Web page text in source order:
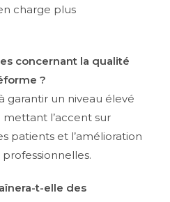
charge plus
concernant la qualité
?
garantir un niveau élevé
mettant l’accent sur
patients et l’amélioration
t-elle des